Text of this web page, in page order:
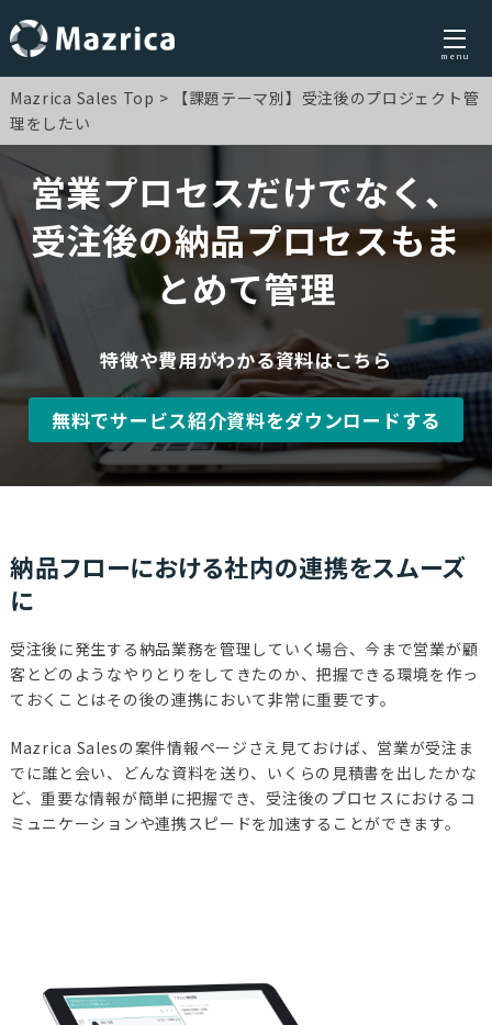
Skip
to
content
menu
Mazrica Sales Top
【課題テーマ別】受注後のプロジェクト管
理をしたい
営業プロセスだけでなく、
受注後の納品プロセスもま
とめて管理
特徴や費用がわかる資料はこちら
無料でサービス紹介資料をダウンロードする
納品フローにおける社内の連携をスムーズ
に
受注後に発生する納品業務を管理していく場合、今まで営業が顧
客とどのようなやりとりをしてきたのか、把握できる環境を作っ
ておくことはその後の連携において非常に重要です。
Mazrica Salesの案件情報ページさえ見ておけば、営業が受注ま
でに誰と会い、どんな資料を送り、いくらの見積書を出したかな
ど、重要な情報が簡単に把握でき、受注後のプロセスにおけるコ
ミュニケーションや連携スピードを加速することができます。